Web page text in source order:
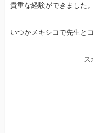
貴重な経験ができました。
いつかメキシコで先生と